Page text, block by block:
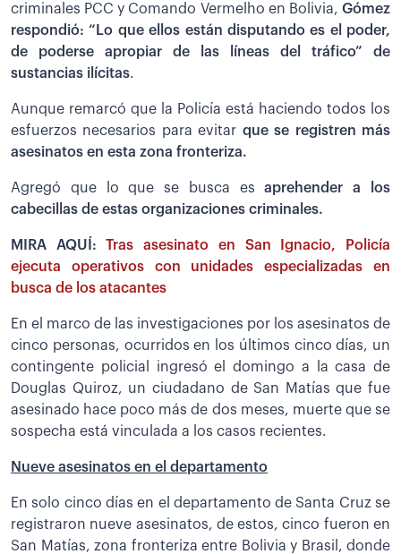
criminales PCC y Comando Vermelho en Bolivia, Gómez
respondió: “Lo que ellos están disputando es el poder,
de poderse apropiar de las líneas del tráfico” de
sustancias ilícitas.
Aunque remarcó que la Policía está haciendo todos los
esfuerzos necesarios para evitar que se registren más
asesinatos en esta zona fronteriza.
Agregó que lo que se busca esaprehender a los
cabecillas de estas organizaciones criminales.
MIRA AQUÍ:Tras asesinato en San Ignacio, Policía
ejecuta operativos con unidades especializadas en
busca de los atacantes
En el marco de las investigaciones por los asesinatos de
cinco personas, ocurridos en los últimos cinco días, un
contingente policial ingresó el domingo a la casa de
Douglas Quiroz, un ciudadano de San Matías que fue
asesinado hace poco más de dos meses, muerte que se
sospecha está vinculada a los casos recientes.
Nueve asesinatos en el departamento
En solo cinco días en el departamento de Santa Cruz se
registraron nueve asesinatos, de estos, cinco fueron en
San Matías, zona fronteriza entre Bolivia y Brasil, donde